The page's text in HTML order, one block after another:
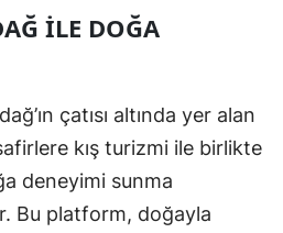
ILE DOĞA
çatısı altında yer alan
kış turizmi ile birlikte
deneyimi sunma
Bu platform, doğayla